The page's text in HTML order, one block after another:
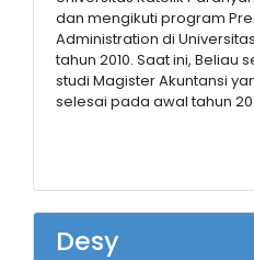
dan mengikuti program
Administration di
tahun 2010. Saat ini, Beliau
studi Magister Akuntansi
selesai pada awal tahun
Desy